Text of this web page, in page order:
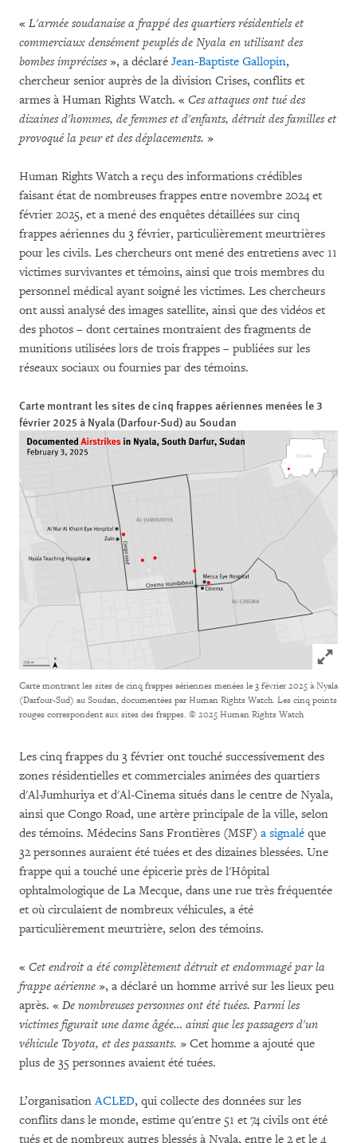
« L'armée soudanaise a frappé des quartiers résidentiels et
commerciaux densément peuplés de Nyala en utilisant des
bombes imprécises», a déclaré Jean-Baptiste Gallopin,
chercheur senior auprès de la division Crises, conflits et
armes à Human Rights Watch. « Ces attaques ont tué des
dizaines d'hommes, de femmes et d'enfants, détruit des familles et
provoqué la peur et des déplacements. »
Human Rights Watch a reçu des informations crédibles
faisant état de nombreuses frappes entre novembre 2024 et
février 2025, et a mené des enquêtes détaillées sur cinq
frappes aériennes du 3 février, particulièrement meurtrières
pour les civils. Les chercheurs ont mené des entretiens avec 11
victimes survivantes et témoins, ainsi que trois membres du
personnel médical ayant soigné les victimes. Les chercheurs
ont aussi analysé des images satellite, ainsi que des vidéos et
des photos – dont certaines montraient des fragments de
munitions utilisées lors de trois frappes – publiées sur les
réseaux sociaux ou fournies par des témoins.
Carte montrant les sites de cinq frappes aériennes menées le 3
février 2025 à Nyala (Darfour-Sud) au Soudan
Click
Carte montrant les sites de cinq frappes aériennes menées le 3 février 2025 à Nyala
(Darfour-Sud) au Soudan, documentées par Human Rights Watch. Les cinq points
rouges correspondent aux sites des frappes. © 2025 Human Rights Watch
Les cinq frappes du 3 février ont touché successivement des
zones résidentielles et commerciales animées des quartiers
d'Al-Jumhuriya et d'Al-Cinema situés dans le centre de Nyala,
ainsi que Congo Road, une artère principale de la ville, selon
des témoins. Médecins Sans Frontières (MSF) a signalé que
32 personnes auraient été tuées et des dizaines blessées. Une
frappe qui a touché une épicerie près de l'Hôpital
ophtalmologique de La Mecque, dans une rue très fréquentée
et où circulaient de nombreux véhicules, a été
particulièrement meurtrière, selon des témoins.
« Cet endroit a été complètement détruit et endommagé par la
frappe aérienne », a déclaré un homme arrivé sur les lieux peu
après. « De nombreuses personnes ont été tuées. Parmi les
victimes figurait une dame âgée… ainsi que les passagers d'un
véhicule Toyota, et des passants. » Cet homme a ajouté que
plus de 35 personnes avaient été tuées.
L’organisationACLED, qui collecte des données sur les
conflits dans le monde, estime qu'entre 51 et 74 civils ont été
tués et de nombreux autres blessés à Nyala, entre le 2 et le 4